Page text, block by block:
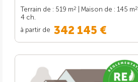
Terrain de : 519 m2 | Maison de : 145 m2
4 ch.
à partir de 342 145 €